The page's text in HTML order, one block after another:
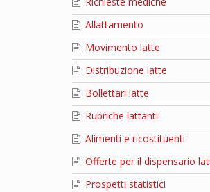
Allattamento
Movimento latte
Distribuzione latte
Bollettari latte
Rubriche lattanti
Alimenti e ricostituenti
Offerte per il dispensario
Prospetti statistici